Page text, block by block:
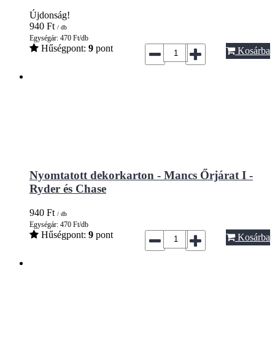
Újdonság!
940 Ft / db
Egységár: 470 Ft/db
Hűségpont: 9 pont Kosárba
Nyomtatott dekorkarton - Mancs Őrjárat I -
Ryder és Chase
940 Ft / db
Egységár: 470 Ft/db
Hűségpont: 9 pont Kosárba